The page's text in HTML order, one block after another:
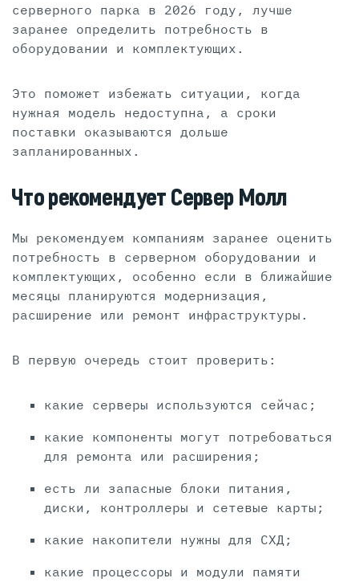
серверного парка в 2026 году, лучше
заранее определить потребность в
оборудовании и комплектующих.
Это поможет избежать ситуации, когда
нужная модель недоступна, а сроки
поставки оказываются дольше
запланированных.
Что рекомендует Сервер Молл
Мы рекомендуем компаниям заранее оценить
потребность в серверном оборудовании и
комплектующих, особенно если в ближайшие
месяцы планируются модернизация,
расширение или ремонт инфраструктуры.
В первую очередь стоит проверить:
какие серверы используются сейчас;
какие компоненты могут потребоваться
для ремонта или расширения;
есть ли запасные блоки питания,
диски, контроллеры и сетевые карты;
какие накопители нужны для СХД;
какие процессоры и модули памяти